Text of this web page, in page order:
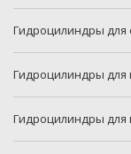
Гидроцилиндры
Гидроцилиндры
Гидроцилиндры для